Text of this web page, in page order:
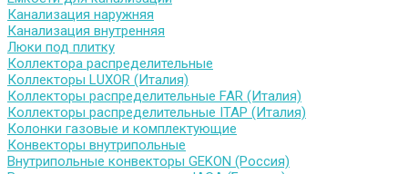
Канализация наружняя
Канализация внутренняя
Люки под плитку
Коллектора распределительные
Коллекторы LUXOR (Италия)
Коллекторы распределительные FAR (Италия)
Коллекторы распределительные ITAP (Италия)
Колонки газовые и комплектующие
Конвекторы внутрипольные
Внутрипольные конвекторы GEKON (Россия)